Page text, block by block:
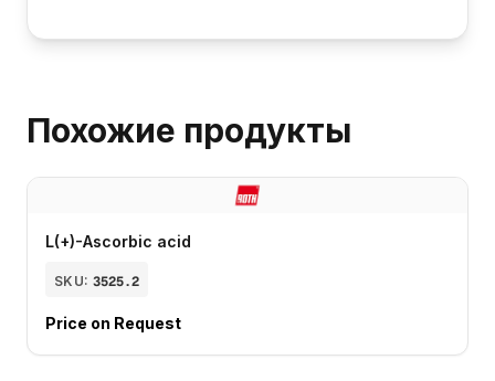
Похожие продукты
L(+)-Ascorbic acid
SKU: 3525.2
Price on Request